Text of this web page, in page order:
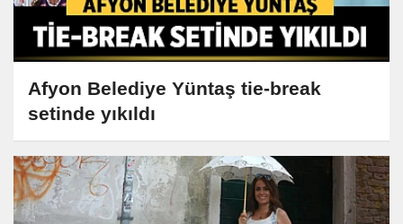
Afyon Belediye Yüntaş tie-break
setinde yıkıldı